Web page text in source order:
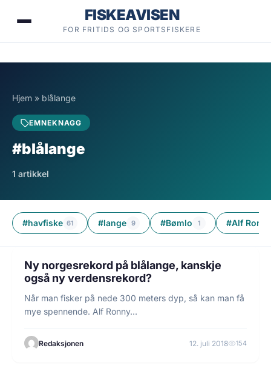
FISKEAVISEN
FOR FRITIDS OG SPORTSFISKERE
Hjem » blålange
EMNEKNAGG
#blålange
1 artikkel
#havfiske 61 #lange 9 #Bømlo 1 #Alf
FISKE
3 min lesetid
Ny norgesrekord på blålange, kanskje
også ny verdensrekord?
Når man fisker på nede 300 meters dyp, så kan man få
mye spennende. Alf Ronny…
Redaksjonen 12. juli 2018 154